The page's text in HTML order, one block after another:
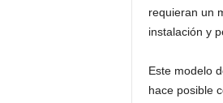
requieran un
instalación y
Este modelo
hace posible